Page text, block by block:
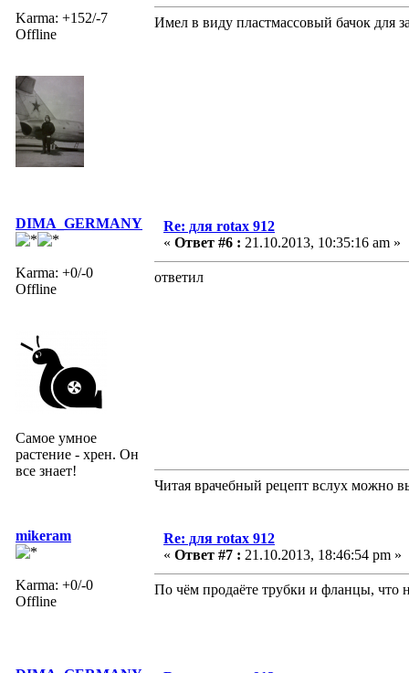
Karma: +152/-7
Offline
Имел в виду пластмассовый бачок для
DIMA_GERMANY
Karma: +0/-0
Offline
Самое умное
растение - хрен. Он
все знает!
Re: для rotax 912
« Ответ #6 : 21.10.2013, 10:35:16 am »
ответил
Читая врачебный рецепт вслух можно
mikeram
Karma: +0/-0
Offline
Re: для rotax 912
« Ответ #7 : 21.10.2013, 18:46:54 pm »
По чём продаёте трубки и фланцы, что